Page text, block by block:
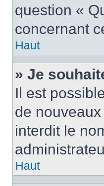
question «
concernant
Haut
» Je
Il est
de
interdit le
Haut